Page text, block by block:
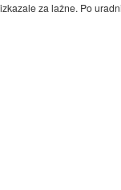
za lažne. Po